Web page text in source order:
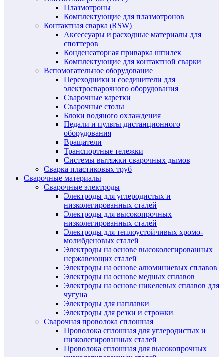
Плазмотроны
Комплектующие для плазмотронов
Контактная сварка (RSW)
Аксессуары и расходные материалы для
споттеров
Конденсаторная приварка шпилек
Комплектующие для контактной сварки
Вспомогательное оборудование
Переходники и соединители для
электросварочного оборудования
Сварочные каретки
Сварочные столы
Блоки водяного охлаждения
Педали и пульты дистанционного
оборудования
Вращатели
Транспортные тележки
Системы вытяжки сварочных дымов
Сварка пластиковых труб
Сварочные материалы
Сварочные электроды
Электроды для углеродистых и
низколегированных сталей
Электроды для высокопрочных
низколегированных сталей
Электроды для теплоустойчивых хромо-
молибденовых сталей
Электроды на основе высоколегированных
нержавеющих сталей
Электроды на основе алюминиевых сплавов
Электроды на основе медных сплавов
Электроды на основе никелевых сплавов для
чугуна
Электроды для наплавки
Электроды для резки и строжки
Сварочная проволока сплошная
Проволока сплошная для углеродистых и
низколегированных сталей
Проволока сплошная для высокопрочных